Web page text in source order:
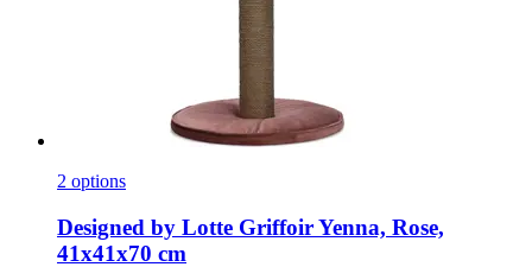
2 options
Designed by Lotte Griffoir Yenna, Rose,
41x41x70 cm